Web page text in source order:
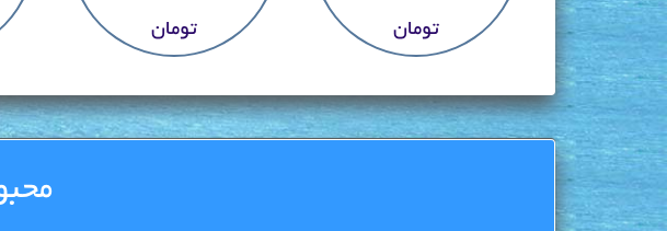
تومان تومان